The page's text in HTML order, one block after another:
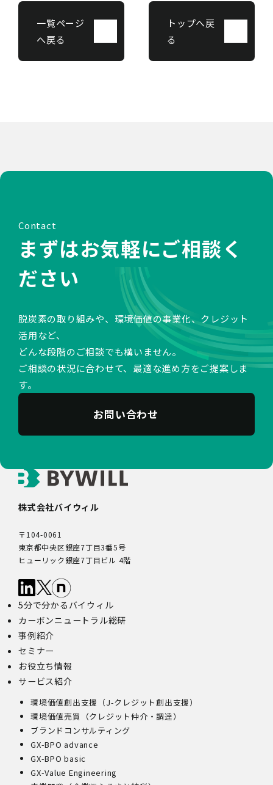
一覧ページ
へ戻る
トップへ戻
る
Contact
まずはお気軽にご相談く
ださい
脱炭素の取り組みや、環境価値の事業化、クレジット
活用など、
どんな段階のご相談でも構いません。
ご相談の状況に合わせて、最適な進め方をご提案しま
す。
お問い合わせ
株式会社バイウィル
〒104-0061
東京都中央区銀座7丁目3番5号
ヒューリック銀座7丁目ビル 4階
5分で分かるバイウィル
カーボンニュートラル総研
事例紹介
セミナー
お役立ち情報
サービス紹介
環境価値創出支援（J-クレジット創出支援）
環境価値売買（クレジット仲介・調達）
ブランドコンサルティング
GX-BPO advance
GX-BPO basic
GX-Value Engineering